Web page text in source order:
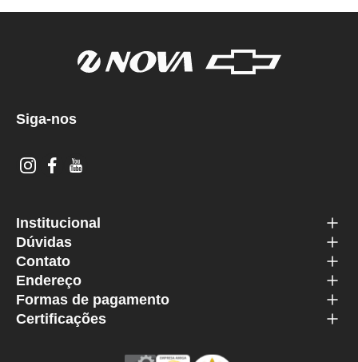
Siga-nos
Institucional
Dúvidas
Contato
Endereço
Formas de pagamento
Certificações